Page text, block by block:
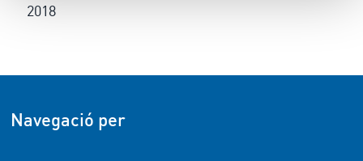
2018
Navegació per